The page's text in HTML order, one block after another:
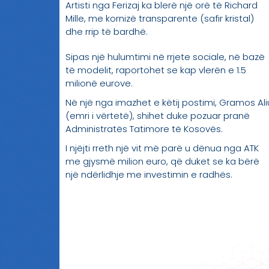
Artisti nga Ferizaj ka blerë një orë të Richard
Mille, me kornizë transparente (safir kristal)
dhe rrip të bardhë.
Sipas një hulumtimi në rrjete sociale, në bazë
të modelit, raportohet se kap vlerën e 1.5
milionë eurove.
Në një nga imazhet e këtij postimi, Gramos
(emri i vërtetë), shihet duke pozuar pranë
Administratës Tatimore të Kosovës.
I njëjti rreth një vit më parë u dënua nga ATK
me gjysmë milion euro, që duket se ka bërë
një ndërlidhje me investimin e radhës.